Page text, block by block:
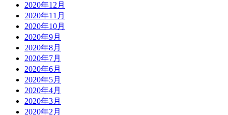
2020年12月
2020年11月
2020年10月
2020年9月
2020年8月
2020年7月
2020年6月
2020年5月
2020年4月
2020年3月
2020年2月